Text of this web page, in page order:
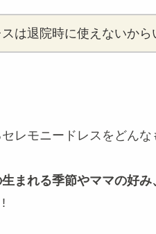
は退院時に使えないか
レモニードレスをどんな
まれる季節やママの好
!